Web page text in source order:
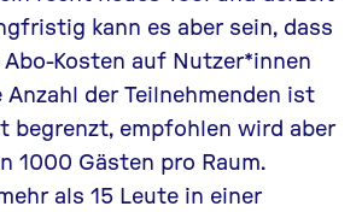
kann es aber sein, dass
Kosten auf Nutzer*innen
Anzahl der Teilnehmenden ist
begrenzt, empfohlen wird aber
1000 Gästen pro Raum.
als 15 Leute in einer